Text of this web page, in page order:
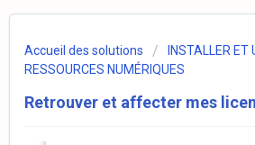
Accueil des solutions
INSTALLER ET
RESSOURCES NUMÉRIQUES
Retrouver et affecter mes